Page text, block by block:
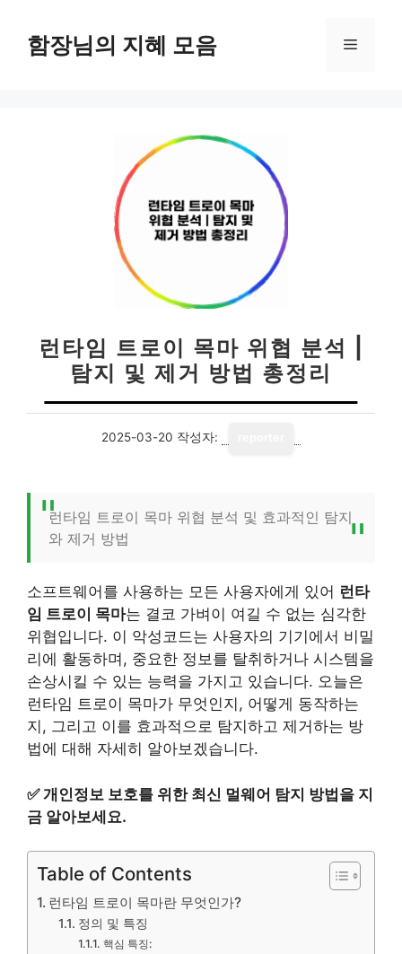
함장님의 지혜 모음 메
런타임 트로이 목마 위협 분석 |
탐지 및 제거 방법 총정리
2025-03-20 작성자:
런타임 트로이 목마 위협 분석 및 효과적인 탐지
와 제거 방법
소프트웨어를 사용하는 모든 사용자에게 있어 런타
임 트로이 목마는 결코 가벼이 여길 수 없는 심각한
위협입니다. 이 악성코드는 사용자의 기기에서 비밀
리에 활동하며, 중요한 정보를 탈취하거나 시스템을
손상시킬 수 있는 능력을 가지고 있습니다. 오늘은
런타임 트로이 목마가 무엇인지, 어떻게 동작하는
지, 그리고 이를 효과적으로 탐지하고 제거하는 방
법에 대해 자세히 알아보겠습니다.
✅개인정보 보호를 위한 최신 멀웨어 탐지 방법을 지
금 알아보세요.
Table of Contents
런타임 트로이 목마란 무엇인가?
정의 및 특징
핵심 특징: